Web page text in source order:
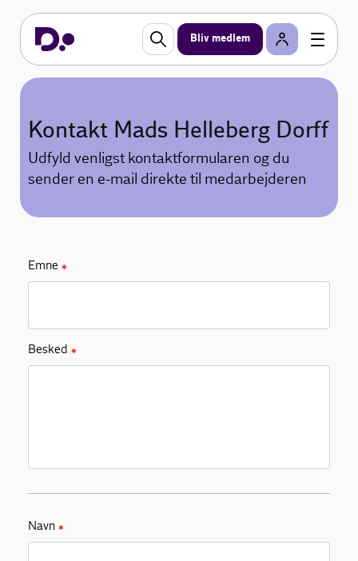
Bliv medlem
Kontakt Mads Helleberg Dorff
Udfyld venligst kontaktformularen og du
sender en e-mail direkte til medarbejderen
Emne ✱
Besked ✱
Navn ✱